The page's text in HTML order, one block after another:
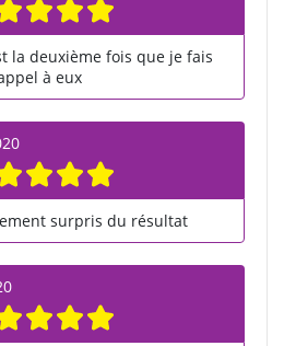
la deuxième fois que je fais
à eux
surpris du résultat